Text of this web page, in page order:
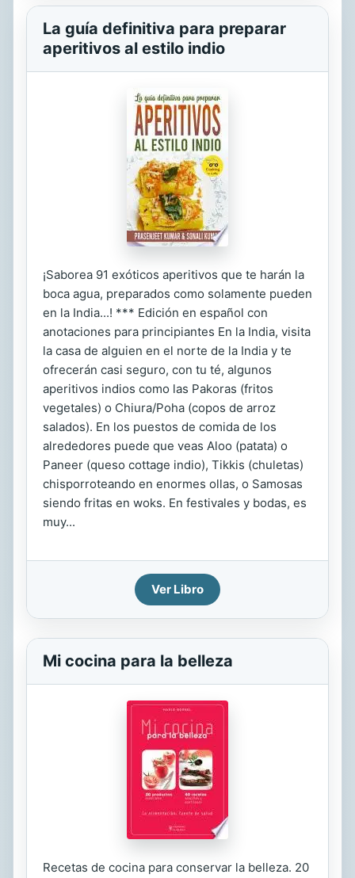
La guía definitiva para preparar
aperitivos al estilo indio
¡Saborea 91 exóticos aperitivos que te harán la
boca agua, preparados como solamente pueden
en la India...! *** Edición en español con
anotaciones para principiantes En la India, visita
la casa de alguien en el norte de la India y te
ofrecerán casi seguro, con tu té, algunos
aperitivos indios como las Pakoras (fritos
vegetales) o Chiura/Poha (copos de arroz
salados). En los puestos de comida de los
alrededores puede que veas Aloo (patata) o
Paneer (queso cottage indio), Tikkis (chuletas)
chisporroteando en enormes ollas, o Samosas
siendo fritas en woks. En festivales y bodas, es
muy...
Ver Libro
Mi cocina para la belleza
Recetas de cocina para conservar la belleza. 20